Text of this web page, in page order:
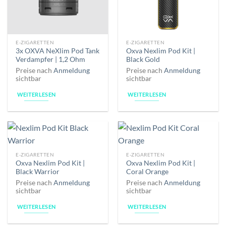
E-ZIGARETTEN
3x OXVA NeXlim Pod Tank
Verdampfer | 1,2 Ohm
Preise nachAnmeldung
sichtbar
WEITERLESEN
E-ZIGARETTEN
Oxva Nexlim Pod Kit |
Black Gold
Preise nachAnmeldung
sichtbar
WEITERLESEN
E-ZIGARETTEN
Oxva Nexlim Pod Kit |
Black Warrior
Preise nachAnmeldung
sichtbar
WEITERLESEN
E-ZIGARETTEN
Oxva Nexlim Pod Kit |
Coral Orange
Preise nachAnmeldung
sichtbar
WEITERLESEN